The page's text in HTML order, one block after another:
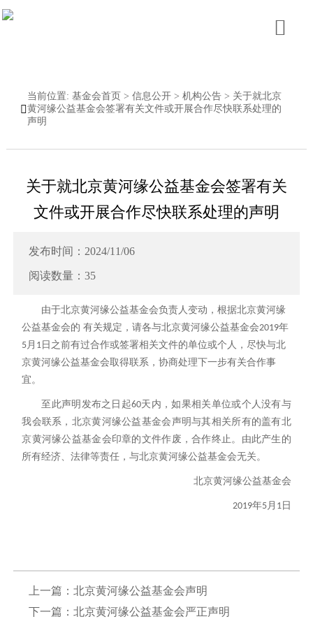


当前位置: 基金会首页 > 信息公开> 机构公告> 关于就北京
黄河缘公益基金会签署有关文件或开展合作尽快联系处理的
声明
关于就北京黄河缘公益基金会签署有关
文件或开展合作尽快联系处理的声明
发布时间：2024/11/06
阅读数量：35
由于北京黄河缘公益基金会负责人变动，根据北京黄河缘
公益基金会的 有关规定，请各与北京黄河缘公益基金会2019年
5 月 1日之前有过合作或签署相关文件的单位或个人，尽快与北
京黄河缘公益基金会取得联系，协商处理下一步有关合作事
宜。
至此声明发布之日起60天内，如果相关单位或个人没有与
我会联系，北京黄河缘公益基金会声明与其相关所有的盖有北
京黄河缘公益基金会印章的文件作废，合作终止。由此产生的
所有经济、法律等责任，与北京黄河缘公益基金会无关。
北京黄河缘公益基金会
2019年5月 1日
上一篇： 北京黄河缘公益基金会声明
下一篇： 北京黄河缘公益基金会严正声明